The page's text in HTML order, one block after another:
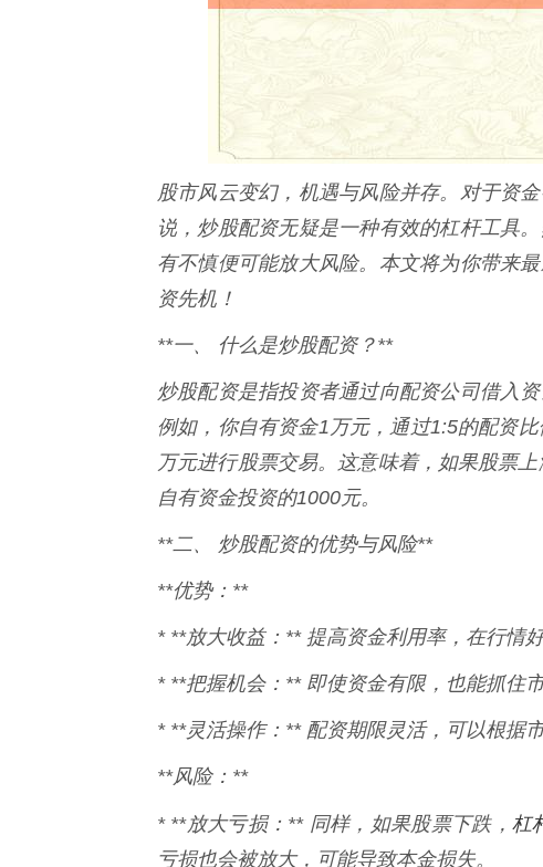
股市风云变幻，机遇与风险并存。对于资
说，炒股配资无疑是一种有效的杠杆工具
有不慎便可能放大风险。本文将为你带来
资先机！
**一、 什么是炒股配资？**
炒股配资是指投资者通过向配资公司借入
例如，你自有资金1万元，通过1:5的配资
万元进行股票交易。这意味着，如果股票
自有资金投资的1000元。
**二、 炒股配资的优势与风险**
**优势：**
* **放大收益：** 提高资金利用率，在行情
* **把握机会：** 即使资金有限，也能抓住
* **灵活操作：** 配资期限灵活，可以根据
**风险：**
* **放大亏损：** 同样，如果股票下跌，杠
亏损也会被放大，可能导致本金损失。